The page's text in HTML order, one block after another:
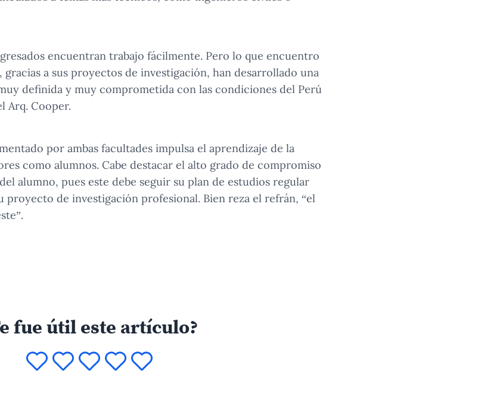
encuentran trabajo fácilmente. Pero lo que encuentro
gracias a sus proyectos de investigación, han desarrollado una
definida y muy comprometida con las condiciones del Perú
Arq. Cooper.
por ambas facultades impulsa el aprendizaje de la
como alumnos. Cabe destacar el alto grado de compromiso
alumno, pues este debe seguir su plan de estudios regular
proyecto de investigación profesional. Bien reza el refrán, “el
fue útil este artículo?